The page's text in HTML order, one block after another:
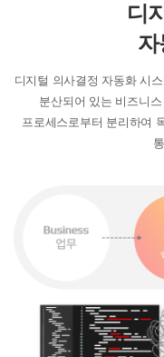
디
자
디지털 의사결정 자동화 시
분산되어 있는 비즈니
프로세스로부터 분리하여